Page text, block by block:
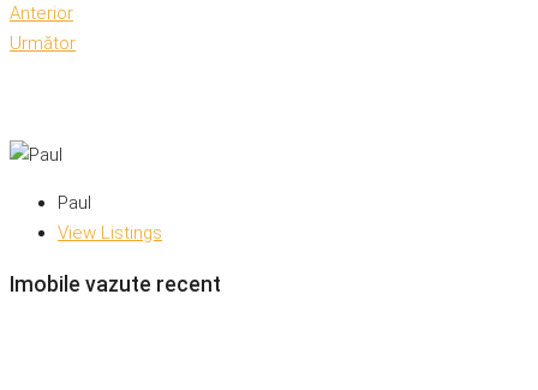
Anterior
Următor
Paul
View Listings
Imobile vazute recent